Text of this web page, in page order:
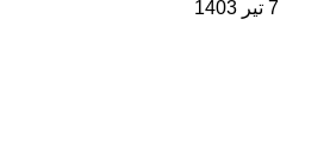
7 تیر 1403